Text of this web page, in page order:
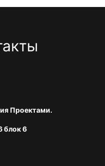
Проектами.
блок 6